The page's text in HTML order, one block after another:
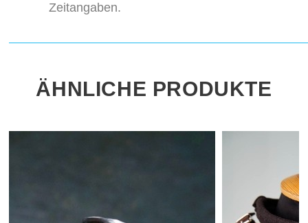
Zeitangaben.
ÄHNLICHE PRODUKTE